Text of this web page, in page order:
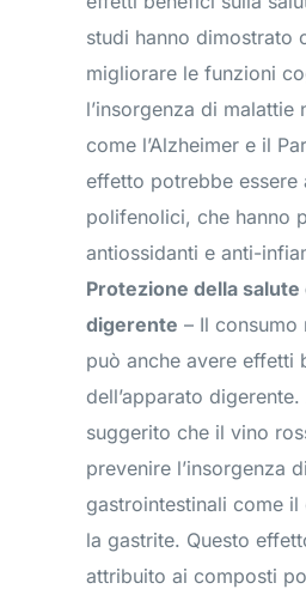
studi hanno dimostrato
migliorare le funzioni
l’insorgenza di malattie
come l’Alzheimer e il
effetto potrebbe
polifenolici, che hanno
antiossidanti e anti-
Protezione della salute
digerente – Il
può anche avere effetti
dell’apparato
suggerito che il vino
prevenire l’insorgenza
gastrointestinali come il
la gastrite. Questo
attribuito ai composti